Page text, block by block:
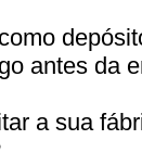
antes da
a sua